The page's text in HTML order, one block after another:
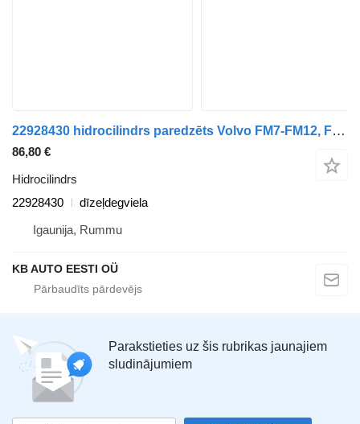
22928430 hidrocilindrs paredzēts Volvo FM7-FM12, FM, FMX (1998-2014) kravas automašīnas
86,80 €
Hidrocilindrs
22928430
dīzeļdegviela
Igaunija, Rummu
KB AUTO EESTI OÜ
Parakstieties uz šis rubrikas jaunajiem
sludinājumiem